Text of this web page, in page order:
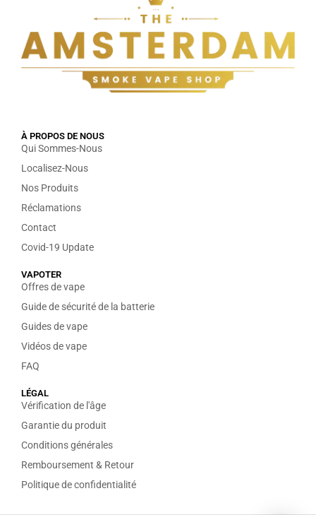
À PROPOS DE NOUS
Qui Sommes-Nous
Localisez-Nous
Nos Produits
Réclamations
Contact
Covid-19 Update
VAPOTER
Offres de vape
Guide de sécurité de la batterie
Guides de vape
Vidéos de vape
FAQ
LÉGAL
Vérification de l'âge
Garantie du produit
Conditions générales
Remboursement & Retour
Politique de confidentialité